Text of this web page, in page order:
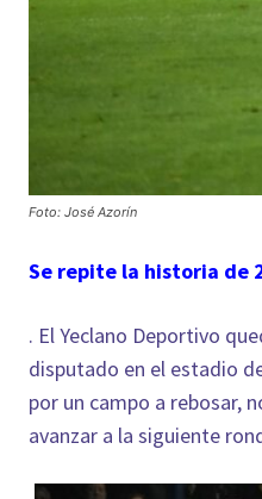
Foto: José Azorín
Se repite la historia de
. El Yeclano Deportivo
disputado en el estadio
por un campo a rebosar,
avanzar a la siguiente